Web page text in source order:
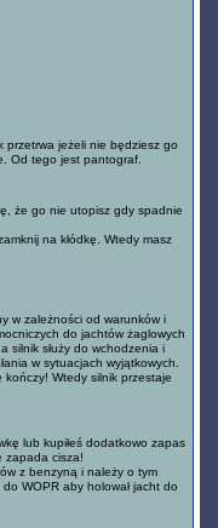
przetrwa jeżeli nie będziesz go
Od tego jest pantograf.
że go nie utopisz gdy spadnie
na kłódkę. Wtedy masz
w zależności od warunków i
do jachtów żaglowych
silnik służy do wchodzenia i
w sytuacjach wyjątkowych.
Wtedy silnik przestaje
lub kupiłeś dodatkowo zapas
zapada cisza!
z benzyną i należy o tym
WOPR aby holował jacht do